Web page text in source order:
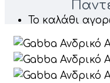
Το καλάθι